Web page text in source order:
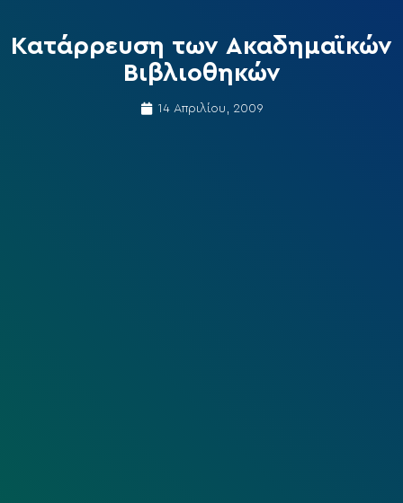
Κατάρρευση των Ακαδημαϊκών
Βιβλιοθηκών
14 Απριλίου, 2009